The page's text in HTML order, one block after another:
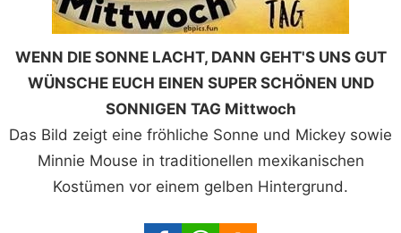
WENN DIE SONNE LACHT, DANN GEHT'S UNS GUT
WÜNSCHE EUCH EINEN SUPER SCHÖNEN UND
SONNIGEN TAG Mittwoch
Das Bild zeigt eine fröhliche Sonne und Mickey sowie
Minnie Mouse in traditionellen mexikanischen
Kostümen vor einem gelben Hintergrund.